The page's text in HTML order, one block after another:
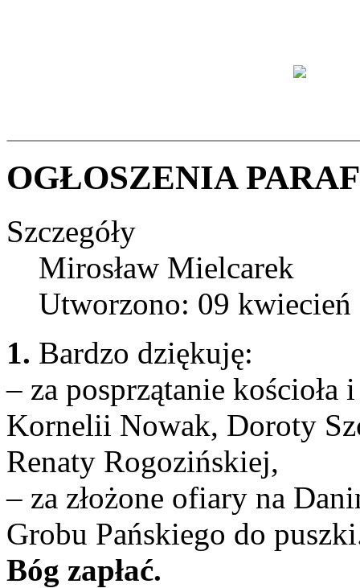
OGŁOSZENIA
Szczegóły
Mirosław Mielcarek
Utworzono: 09 kwiecień
1. Bardzo dziękuję:
– za posprzątanie
Kornelii Nowak, Doroty
Renaty Rogozińskiej,
– za złożone ofiary na
Grobu Pańskiego do
Bóg zapłać.